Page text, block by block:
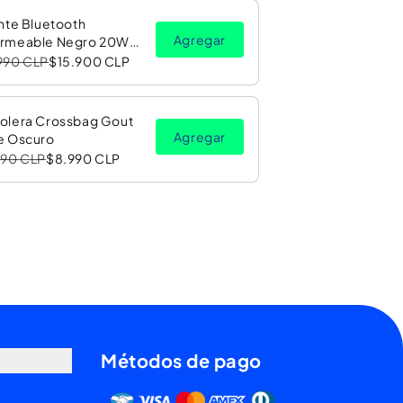
Bluetooth
Negro 20W
LED RGB PV26 Copec
CLP$15.900 CLP
Agregar
Crossbag Gout
Oscuro
CLP$8.990 CLP
Agregar
Métodos de pago